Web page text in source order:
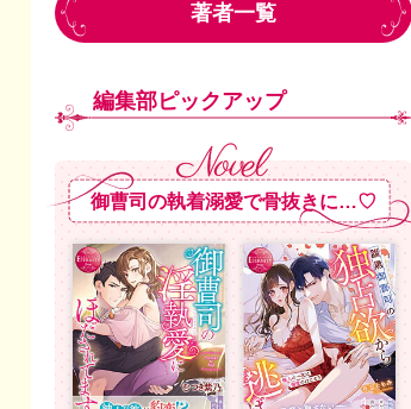
著者一覧
編集部ピックアップ
御曹司の執着溺愛で骨抜きに…♡